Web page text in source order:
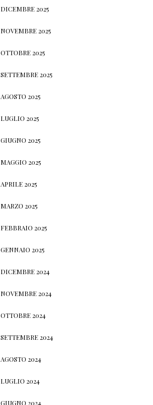
DICEMBRE 2025
NOVEMBRE 2025
OTTOBRE 2025
SETTEMBRE 2025
AGOSTO 2025
LUGLIO 2025
GIUGNO 2025
MAGGIO 2025
APRILE 2025
MARZO 2025
FEBBRAIO 2025
GENNAIO 2025
DICEMBRE 2024
NOVEMBRE 2024
OTTOBRE 2024
SETTEMBRE 2024
AGOSTO 2024
LUGLIO 2024
GIUGNO 2024